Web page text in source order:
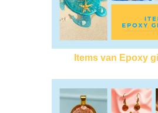
Items van Epoxy